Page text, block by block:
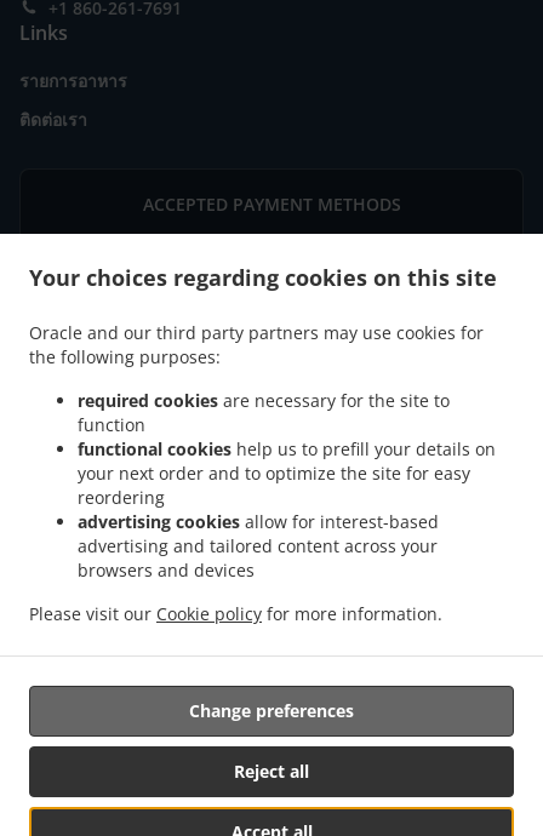
Your choices regarding cookies on this site
Oracle and our third party partners may use cookies for
the following purposes:
required cookies are necessary for the site to
function
functional cookies help us to prefill your details on
your next order and to optimize the site for easy
reordering
advertising cookies allow for interest-based
advertising and tailored content across your
browsers and devices
Please visit our Cookie policy for more information.
Reject all
Change preferences
+1 860-261-7691
Links
รายการอาหาร
ติดต่อเรา
ACCEPTED PAYMENT METHODS
บริการส่งอาหาร Bristol West End
. ไทยบริการส่งอาหาร Bristol Forestville .
อาหาร Bristol East Bristol
. ไทยบริการส่งอาหาร Bristol Chippens Hill . ไทยบริการส่ง
อาหาร Bristol Chippanee . ไทยบริการส่งอาหาร Bristol Stafford District . ไทยบริการส่ง
อาหาร Bristol Terryville .
บริการส่งอาหาร Southington
. ไทยบริการส่งอาหาร Wolcott .
Waterbury . ไทยบริการส่งอาหาร Plymouth Terryville
ไทยบริการส่งอาหาร Terryville . สลัด บริการส่ง .
delivery
Supported by:
DEEMENU Power By INET GROUP